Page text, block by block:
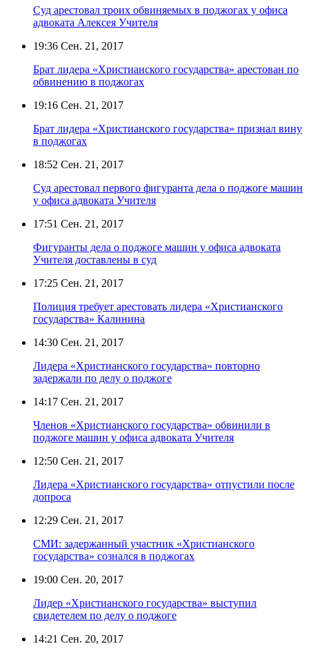
Суд арестовал троих обвиняемых в поджогах у офиса
адвоката Алексея Учителя
19:36 Сен. 21, 2017
Брат лидера «Христианского государства» арестован по
обвинению в поджогах
19:16 Сен. 21, 2017
Брат лидера «Христианского государства» признал вину
в поджогах
18:52 Сен. 21, 2017
Суд арестовал первого фигуранта дела о поджоге машин
у офиса адвоката Учителя
17:51 Сен. 21, 2017
Фигуранты дела о поджоге машин у офиса адвоката
Учителя доставлены в суд
17:25 Сен. 21, 2017
Полиция требует арестовать лидера «Христианского
государства» Калинина
14:30 Сен. 21, 2017
Лидера «Христианского государства» повторно
задержали по делу о поджоге
14:17 Сен. 21, 2017
Членов «Христианского государства» обвинили в
поджоге машин у офиса адвоката Учителя
12:50 Сен. 21, 2017
Лидера «Христианского государства» отпустили после
допроса
12:29 Сен. 21, 2017
СМИ: задержанный участник «Христианского
государства» сознался в поджогах
19:00 Сен. 20, 2017
Лидер «Христианского государства» выступил
свидетелем по делу о поджоге
14:21 Сен. 20, 2017